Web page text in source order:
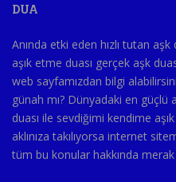
DUA
Anında etki eden hızlı tutan
aşık etme duası gerçek aşk
web sayfamızdan bilgi
günah mı? Dünyadaki en güçlü
duası ile sevdiğimi kendime
aklınıza takılıyorsa internet
tüm bu konular hakkında